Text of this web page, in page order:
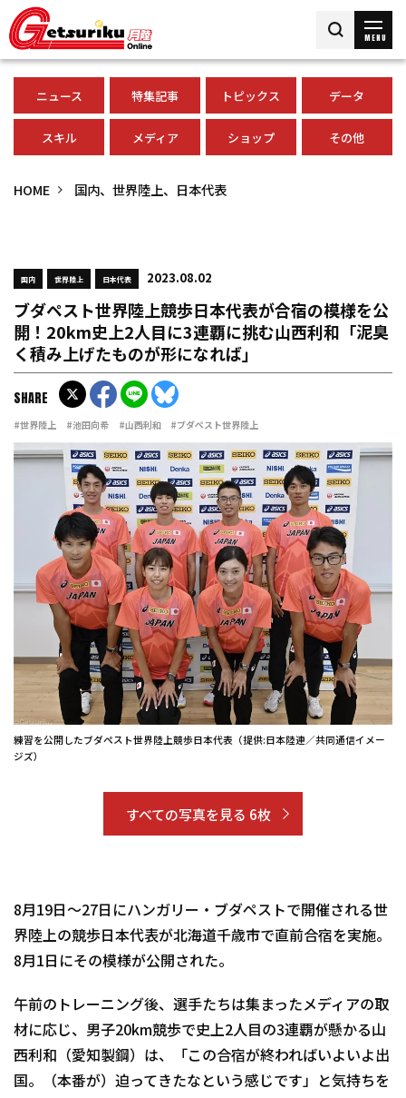
MENU
ニュース 特集記事 トピックス データ
スキル メディア ショップ その他
HOME 国内、世界陸上、日本代表
国内 世界陸上 日本代表 2023.08.02
ブダペスト世界陸上競歩日本代表が合宿の模様を公
開！20km史上2人目に3連覇に挑む山西利和「泥臭
く積み上げたものが形になれば」
#世界陸上 #池田向希 #山西利和 #ブダペスト世界陸上
SHARE
練習を公開したブダペスト世界陸上競歩日本代表（提供:日本陸連／共同通信イメー
ジズ）
すべての写真を見る 6枚
8月19日～27日にハンガリー・ブダペストで開催される世
界陸上の競歩日本代表が北海道千歳市で直前合宿を実施。
8月1日にその模様が公開された。
午前のトレーニング後、選手たちは集まったメディアの取
材に応じ、男子20km競歩で史上2人目の3連覇が懸かる山
西利和（愛知製鋼）は、「この合宿が終わればいよいよ出
国。（本番が）迫ってきたなという感じです」と気持ちを